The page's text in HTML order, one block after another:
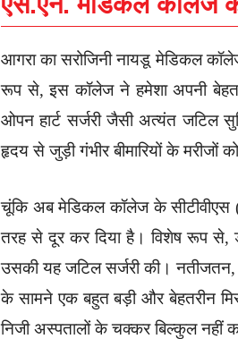
आगरा का सरोजिनी नायडू मेडिकल
रूप से, इस कॉलेज ने हमेशा अपनी
ओपन हार्ट सर्जरी जैसी अत्यंत जटिल
हृदय से जुड़ी गंभीर बीमारियों के मरीजों
चूंकि अब मेडिकल कॉलेज के सीटीवीएस
तरह से दूर कर दिया है। विशेष रूप से,
उसकी यह जटिल सर्जरी की। नतीजतन,
के सामने एक बहुत बड़ी और बेहतरीन
निजी अस्पतालों के चक्कर बिल्कुल नहीं